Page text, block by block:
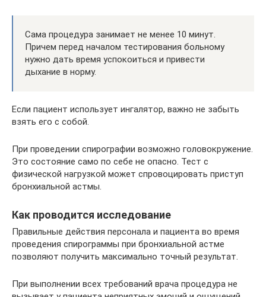
Сама процедура занимает не менее 10 минут.
Причем перед началом тестирования больному
нужно дать время успокоиться и привести
дыхание в норму.
Если пациент использует ингалятор, важно не забыть
взять его с собой.
При проведении спирографии возможно головокружение.
Это состояние само по себе не опасно. Тест с
физической нагрузкой может спровоцировать приступ
бронхиальной астмы.
Как проводится исследование
Правильные действия персонала и пациента во время
проведения спирограммы при бронхиальной астме
позволяют получить максимально точный результат.
При выполнении всех требований врача процедура не